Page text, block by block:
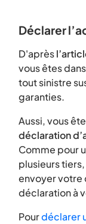
Déclarer
D'après
vous êtes
tout sinistre
garanties.
Aussi, vous
déclaration
Comme pour
plusieurs
envoyer votre
déclaration à
Pourdéclarer